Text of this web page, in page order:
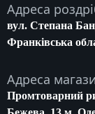
Адреса
вул. Степана
Франківська
Адреса
Промтоварний